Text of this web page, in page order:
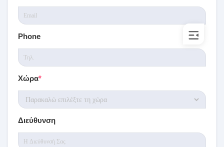
Phone
Χώρα*
Διεύθυνση